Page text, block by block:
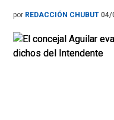
por REDACCIÓN CHUBUT 04/